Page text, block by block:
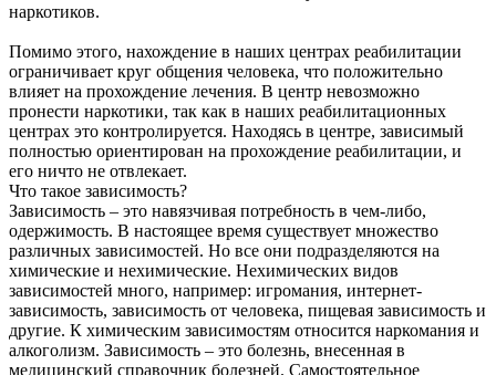
наркотиков.
Помимо этого, нахождение в наших центрах реабилитации
ограничивает круг общения человека, что положительно
влияет на прохождение лечения. В центр невозможно
пронести наркотики, так как в наших реабилитационных
центрах это контролируется. Находясь в центре, зависимый
полностью ориентирован на прохождение реабилитации, и
его ничто не отвлекает.
Что такое зависимость?
Зависимость – это навязчивая потребность в чем-либо,
одержимость. В настоящее время существует множество
различных зависимостей. Но все они подразделяются на
химические и нехимические. Нехимических видов
зависимостей много, например: игромания, интернет-
зависимость, зависимость от человека, пищевая зависимость и
другие. К химическим зависимостям относится наркомания и
алкоголизм. Зависимость – это болезнь, внесенная в
медицинский справочник болезней. Самостоятельное